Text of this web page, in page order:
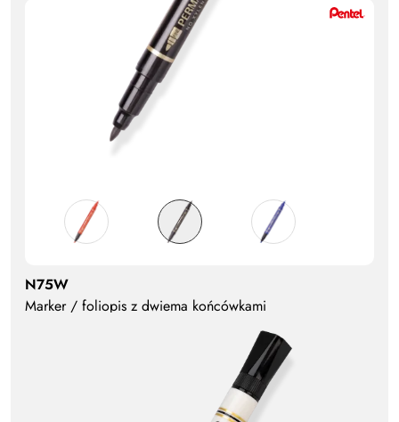
N75W
Marker / foliopis z dwiema końcówkami